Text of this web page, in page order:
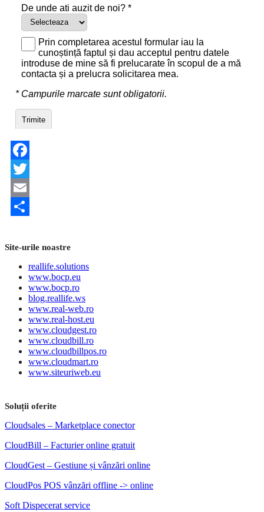
Facebook
Twitter
Email
Site-urile noastre
reallife.solutions
www.bocp.eu
www.bocp.ro
blog.reallife.ws
www.real-web.ro
www.real-host.eu
www.cloudgest.ro
www.cloudbill.ro
www.cloudbillpos.ro
www.cloudmart.ro
www.siteuriweb.eu
Soluții oferite
Cloudsales – Marketplace conector
CloudBill – Facturier online gratuit
CloudGest – Gestiune și vânzări online
CloudPos POS vânzări offline -> online
Soft Dispecerat service